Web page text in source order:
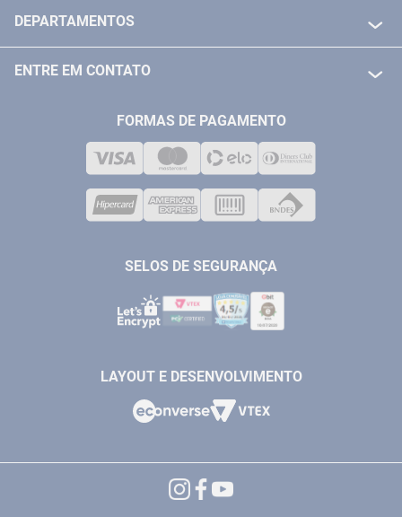
POLITICA DE TROCA E DEVOLUÇÃO
DEPARTAMENTOS
COMPRESSORES
ENTRE EM CONTATO
VENDAS ONLINE@ANTFERRAMENTAS.COM.BR
SAC@ANTFERRAMENTAS.COM.BR
FORMAS DE PAGAMENTO
SELOS DE SEGURANÇA
LAYOUT E DESENVOLVIMENTO